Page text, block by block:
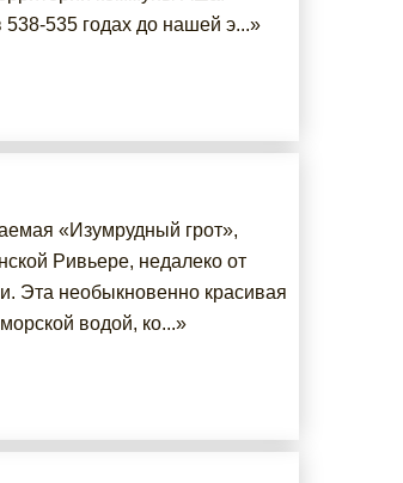
535 годах до нашей э...»
«Изумрудный грот»,
Ривьере, недалеко от
Эта необыкновенно красивая
водой, ко...»